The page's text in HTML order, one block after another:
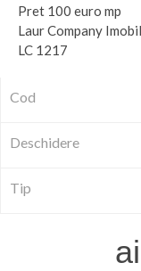
Pret 100 euro mp
Laur Company
LC 1217
Cod
Deschidere
Tip